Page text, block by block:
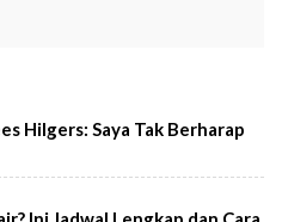
Hilgers: Saya Tak Berharap